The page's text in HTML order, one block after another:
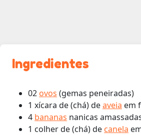
Ingredientes
02 ovos (gemas peneiradas)
1 xícara de (chá) deaveia em
4 bananas nanicas
1 colher de (chá) de canela